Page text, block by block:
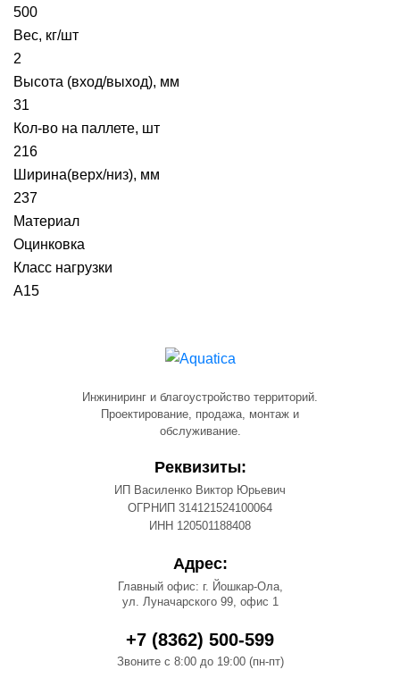
500
Вес, кг/шт
2
Высота (вход/выход), мм
31
Кол-во на паллете, шт
216
Ширина(верх/низ), мм
237
Материал
Оцинковка
Класс нагрузки
А15
Инжиниринг и благоустройство территорий.
Проектирование, продажа, монтаж и
обслуживание.
Реквизиты:
ИП Василенко Виктор Юрьевич
ОГРНИП 314121524100064
ИНН 120501188408
Адрес:
Главный офис: г. Йошкар-Ола,
ул. Луначарского 99, офис 1
+7 (8362) 500-599
Звоните с 8:00 до 19:00 (пн-пт)